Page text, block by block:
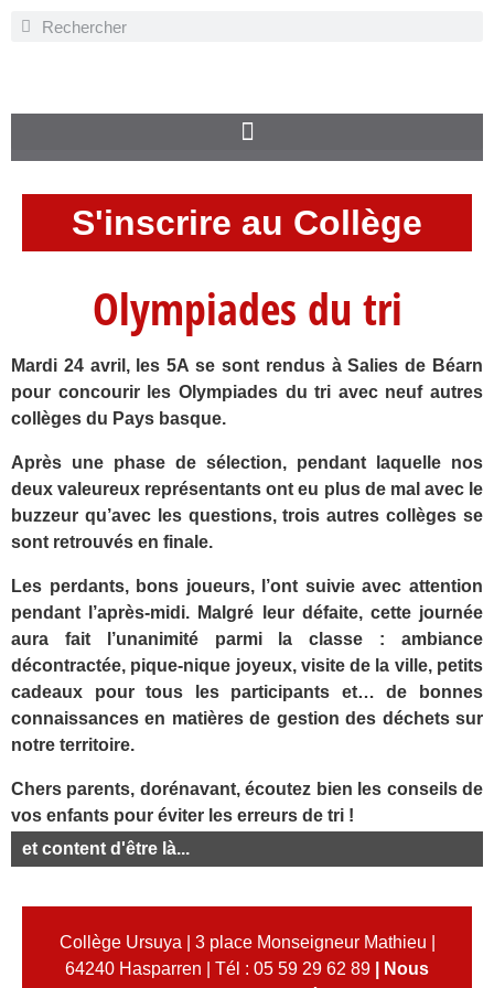
S'inscrire au Collège
Olympiades du tri
Mardi 24 avril, les 5A se sont rendus à Salies de Béarn
pour concourir les Olympiades du tri avec neuf autres
collèges du Pays basque.
Après une phase de sélection, pendant laquelle nos
deux valeureux représentants ont eu plus de mal avec le
buzzeur qu’avec les questions, trois autres collèges se
sont retrouvés en finale.
Les perdants, bons joueurs, l’ont suivie avec attention
pendant l’après-midi. Malgré leur défaite, cette journée
aura fait l’unanimité parmi la classe : ambiance
décontractée, pique-nique joyeux, visite de la ville, petits
cadeaux pour tous les participants et… de bonnes
connaissances en matières de gestion des déchets sur
notre territoire.
Chers parents, dorénavant, écoutez bien les conseils de
vos enfants pour éviter les erreurs de tri !
et content d'être là...
Collège Ursuya | 3 place Monseigneur Mathieu |
64240 Hasparren | Tél : 05 59 29 62 89
Nous